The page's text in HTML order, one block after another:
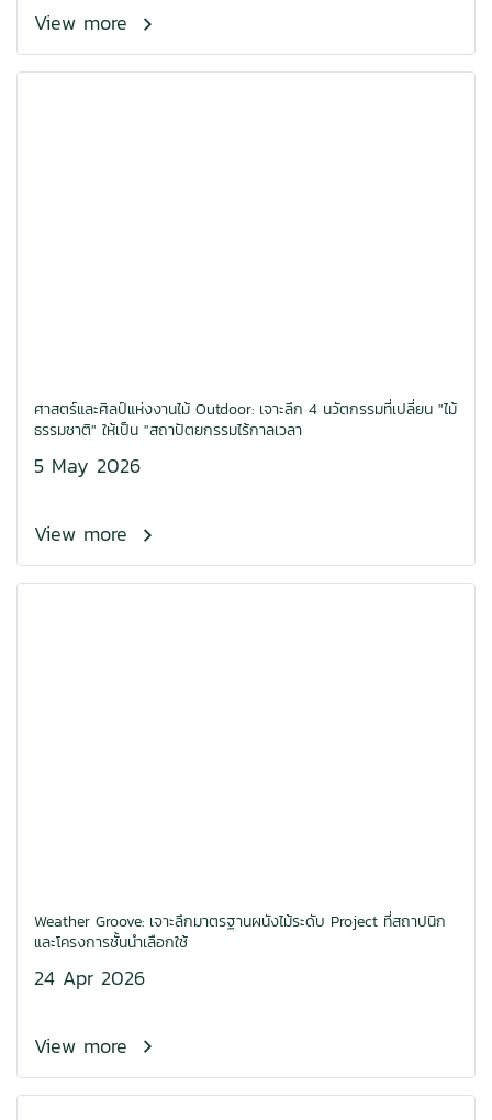
View more
ศาสตร์และศิลป์แห่งงานไม้ Outdoor: เจาะลึก 4 นวัตกรรมที่เปลี่ยน "ไม้
ธรรมชาติ" ให้เป็น "สถาปัตยกรรมไร้กาลเวลา
5 May 2026
View more
Weather Groove: เจาะลึกมาตรฐานผนังไม้ระดับ Project ที่สถาปนิก
และโครงการชั้นนำเลือกใช้
24 Apr 2026
View more